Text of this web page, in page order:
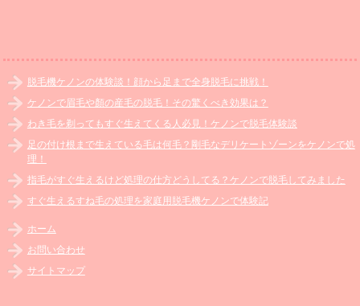
脱毛機ケノンの体験談！顔から足まで全身脱毛に挑戦！
ケノンで眉毛や顏の産毛の脱毛！その驚くべき効果は？
わき毛を剃ってもすぐ生えてくる人必見！ケノンで脱毛体験談
足の付け根まで生えている毛は何毛？剛毛なデリケートゾーンをケノンで処
理！
指毛がすぐ生えるけど処理の仕方どうしてる？ケノンで脱毛してみました
すぐ生えるすね毛の処理を家庭用脱毛機ケノンで体験記
ホーム
お問い合わせ
サイトマップ